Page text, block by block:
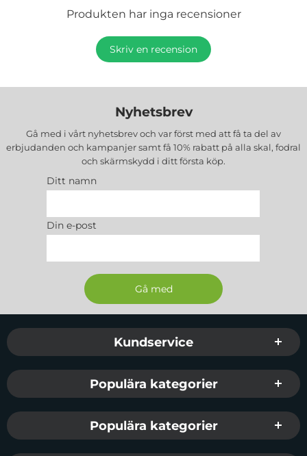
Produkten har inga recensioner
Skriv en recension
Nyhetsbrev
Gå med i vårt nyhetsbrev och var först med att få ta del av
erbjudanden och kampanjer samt få 10% rabatt på alla skal, fodral
och skärmskydd i ditt första köp.
Ditt namn
Din e-post
Sidfot Blandad info och länkar
Kundservice
Populära kategorier
Populära kategorier